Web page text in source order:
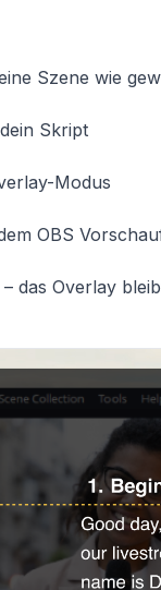
Szene wie
Skript
Modus
OBS
das Overlay